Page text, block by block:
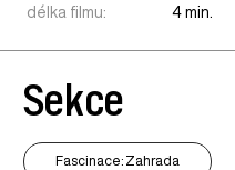
délka filmu:
4 min.
Sekce
Fascinace: Zahrada